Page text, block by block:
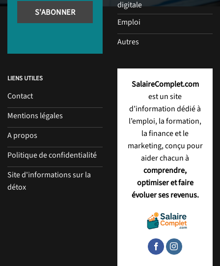
digitale
Emploi
Autres
LIENS UTILES
Contact
Mentions légales
A propos
Politique de confidentialité
Site d'informations sur la
détox
SalaireComplet.com
est un site
d’information dédié à
l’emploi, la formation,
la finance et le
marketing, conçu pour
aider chacun à
comprendre,
optimiser et faire
évoluer ses revenus.